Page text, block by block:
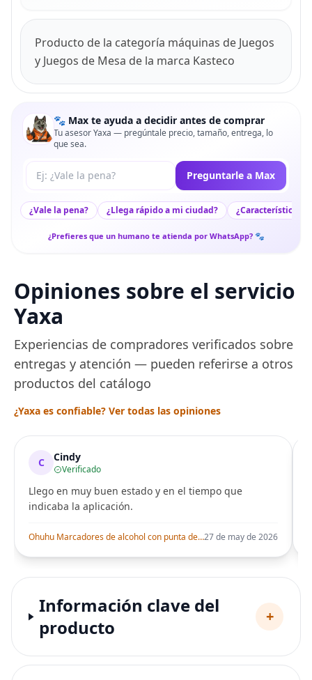
Producto de la categoría máquinas de Juegos
y Juegos de Mesa de la marca Kasteco
🐾 Max te ayuda a decidir antes de comprar
Tu asesor Yaxa — pregúntale precio, tamaño, entrega, lo
que sea.
Tu pregunta a Max Preguntarle a Max
¿Vale la pena? ¿Llega rápido a mi ciudad? ¿Características
¿Prefieres que un humano te atienda por WhatsApp? 🐾
Opiniones sobre el servicio
Yaxa
Experiencias de compradores verificados sobre
entregas y atención — pueden referirse a otros
productos del catálogo
¿Yaxa es confiable? Ver todas las opiniones
C Cindy
Verificado
Llego en muy buen estado y en el tiempo que
indicaba la aplicación.
Ohuhu Marcadores de alcohol con punta de pincel – Juego de marcadores artísticos de doble punta con certificación AP para artistas adultos27 de may de 2026
Información clave del
producto
+